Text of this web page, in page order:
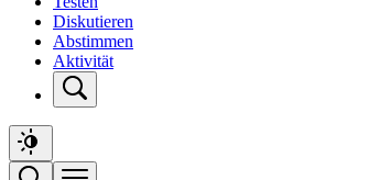
Diskutieren
Abstimmen
Aktivität